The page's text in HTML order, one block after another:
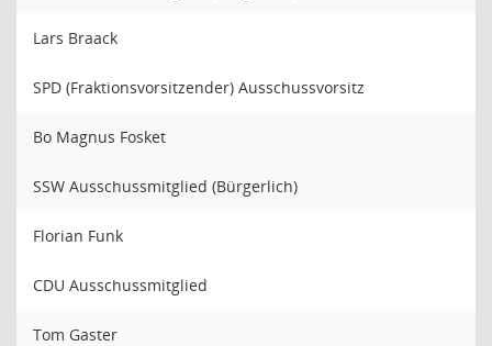
Lars Braack
SPD (Fraktionsvorsitzender) Ausschussvorsitz
Bo Magnus Fosket
SSW Ausschussmitglied (Bürgerlich)
Florian Funk
CDU Ausschussmitglied
Tom Gaster